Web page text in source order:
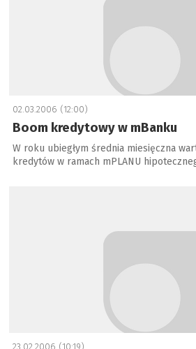
02.03.2006 (12:00)
Boom kredytowy w mBanku
W roku ubiegłym średnia miesięczna
kredytów w ramach mPLANU
23.02.2006 (10:19)